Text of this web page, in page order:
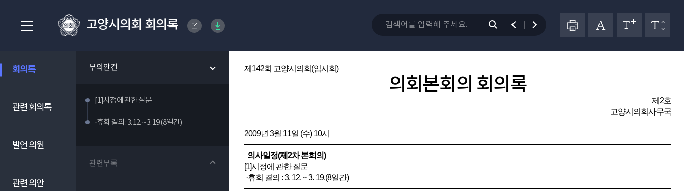
고양시의회 회의록
회의록 부의안건
[1]시정에 관한 질문
·휴회 결의 : 3. 12. ~ 3. 19.(8일간)
관련부록
관련 회의록
발언 의원
관련 의안
제142회 고양시의회(임시회)
의회본회의 회의록
제2호
고양시의회사무국
2009년 3월 11일 (수) 10시
의사일정(제2차 본회의)
[1]시정에 관한 질문
·휴회 결의 : 3. 12. ~ 3. 19.(8일간)